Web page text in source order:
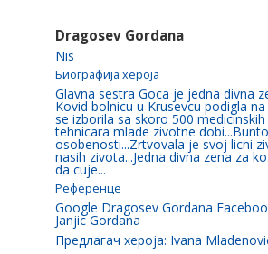
Dragosev Gordana
Nis
Биографија хероја
Glavna sestra Goca je jedna divna
Kovid bolnicu u Krusevcu podigla na
se izborila sa skoro 500
tehnicara mlade zivotne
osobenosti...Zrtvovala je svoj licni
nasih zivota...Jedna divna zena za
da cuje...
Референце
Google Dragosev Gordana
Janjic Gordana
Предлагач хероја: Ivana